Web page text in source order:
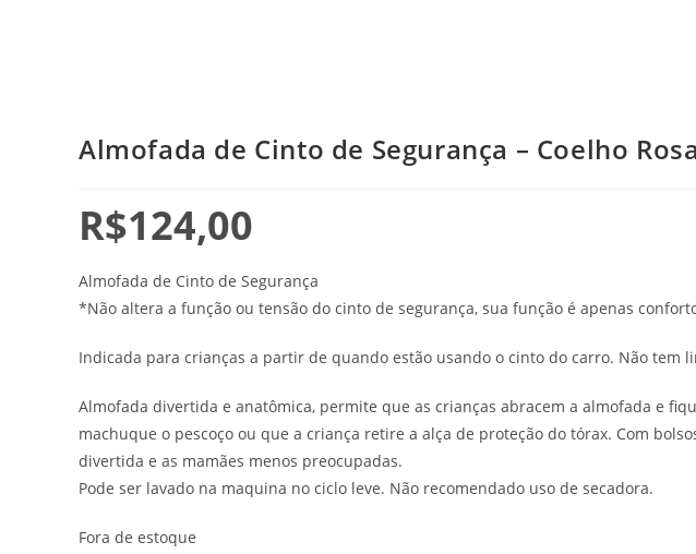
Almofada de Cinto de Segurança – Coelho Rosa
R$124,00
Almofada de Cinto de Segurança
*Não altera a função ou tensão do cinto de segurança, sua função é apenas
Indicada para crianças a partir de quando estão usando o cinto do carro. Não
Almofada divertida e anatômica, permite que as crianças abracem a almofada e
machuque o pescoço ou que a criança retire a alça de proteção do tórax. Com
divertida e as mamães menos preocupadas.
Pode ser lavado na maquina no ciclo leve. Não recomendado uso de secadora.
Fora de estoque